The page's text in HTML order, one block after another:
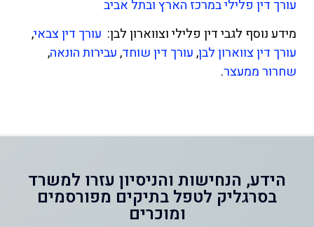
עורך דין פלילי במרכז הארץ ובתל אביב
מידע נוסף לגבי דין פלילי וצווארון לבן: עורך דין צבאי,
עורך דין צווארון לבן,עורך דין שוחד,עבירות הונאה,
שחרור ממעצר.
הידע, הנחישות והניסיון עזרו למשרד
בסרגליק לטפל בתיקים מפורסמים
ומוכרים